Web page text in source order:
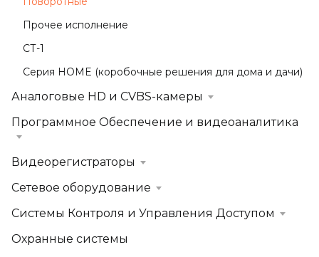
Прочее исполнение
СТ-1
Серия HOME (коробочные решения для дома и дачи)
Аналоговые HD и CVBS-камеры
Программное Обеспечение и видеоаналитика
Видеорегистраторы
Сетевое оборудование
Системы Контроля и Управления Доступом
Охранные системы